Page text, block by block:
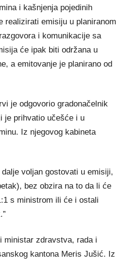
i kašnjenja pojedinih
realizirati emisiju u planiranom
i komunikacije sa
će ipak biti održana u
a emitovanje je planirano od
je odgovorio gradonačelnik
je prihvatio učešće i u
Iz njegovog kabineta
voljan gostovati u emisiji,
bez obzira na to da li će
s ministrom ili će i ostali
ministar zdravstva, rada i
kantona Meris Jušić. Iz